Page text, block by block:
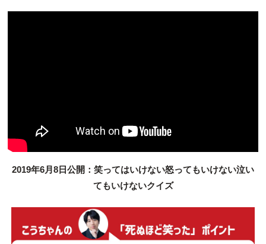
2019年6月8日公開：笑ってはいけない怒ってもいけない泣い
てもいけないクイズ